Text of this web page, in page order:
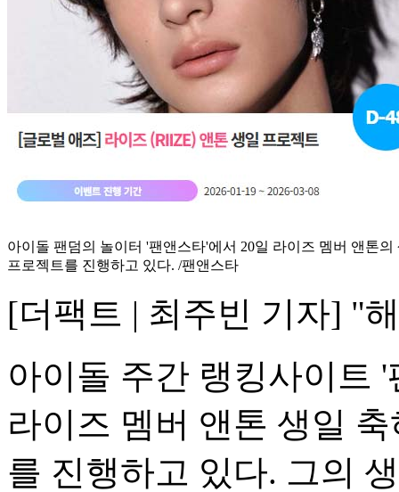
아이돌 팬덤의 놀이터 '팬앤스타'에서 20일 라이즈 멤버 앤톤의
프로젝트를 진행하고 있다. /팬앤스타
[더팩트 | 최주빈 기자] "
아이돌 주간 랭킹사이트
라이즈 멤버 앤톤 생일
를 진행하고 있다. 그의